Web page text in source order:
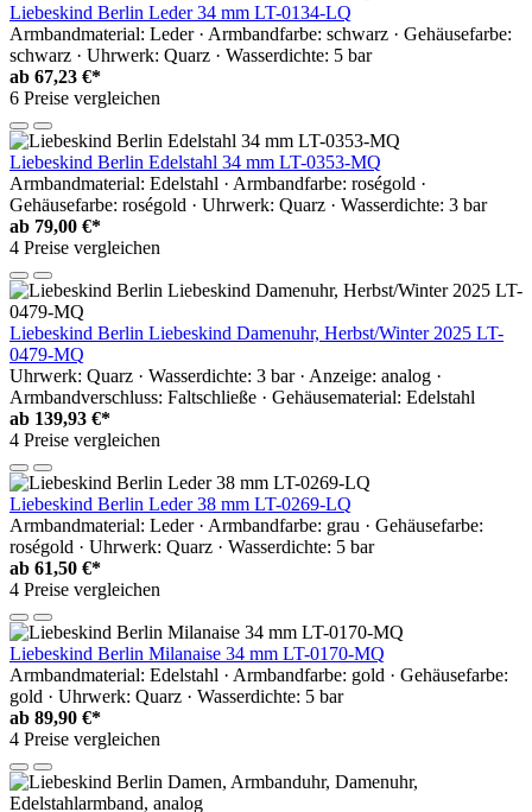
Liebeskind Berlin Leder 34 mm LT-0134-LQ
Armbandmaterial: Leder · Armbandfarbe: schwarz · Gehäusefarbe:
schwarz · Uhrwerk: Quarz · Wasserdichte: 5 bar
ab 67,23 €*
6 Preise vergleichen
Liebeskind Berlin Edelstahl 34 mm LT-0353-MQ
Armbandmaterial: Edelstahl · Armbandfarbe: roségold ·
Gehäusefarbe: roségold · Uhrwerk: Quarz · Wasserdichte: 3 bar
ab 79,00 €*
4 Preise vergleichen
Liebeskind Berlin Liebeskind Damenuhr, Herbst/Winter 2025 LT-
0479-MQ
Uhrwerk: Quarz · Wasserdichte: 3 bar · Anzeige: analog ·
Armbandverschluss: Faltschließe · Gehäusematerial: Edelstahl
ab 139,93 €*
4 Preise vergleichen
Liebeskind Berlin Leder 38 mm LT-0269-LQ
Armbandmaterial: Leder · Armbandfarbe: grau · Gehäusefarbe:
roségold · Uhrwerk: Quarz · Wasserdichte: 5 bar
ab 61,50 €*
4 Preise vergleichen
Liebeskind Berlin Milanaise 34 mm LT-0170-MQ
Armbandmaterial: Edelstahl · Armbandfarbe: gold · Gehäusefarbe:
gold · Uhrwerk: Quarz · Wasserdichte: 5 bar
ab 89,90 €*
4 Preise vergleichen